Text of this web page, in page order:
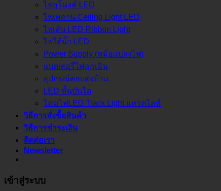
ไฟอุโมงค์ LED
ไฟเพดาน Ceiling Light LED
ไฟเส้น LED Ribbon Light
ไฟใต้น้ำ LED
Power Supply (หม้อแปลงไฟ)
แบตเตอรี่ไฟฉุกเฉิน
อุปกรณ์ตกแต่งบ้าน
LED ขั้นบันได
โคมไฟLED Track Light แทรคไลท์
วิธีการสั่งซื้อสินค้า
วิธีการชำระเงิน
ติดต่อเรา
Newsletter
เข้าสู่ระบบ